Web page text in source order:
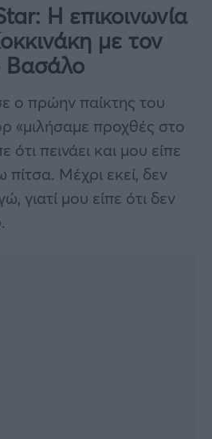
Η επικοινωνία
με τον
Βασάλο
ο πρώην παίκτης του
«μιλήσαμε προχθές στο
πεινάει και μου είπε
πίτσα. Μέχρι εκεί, δεν
γιατί μου είπε ότι δεν